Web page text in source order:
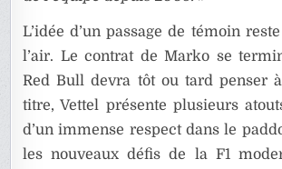
L’idée d’un passage de témoin
l’air. Le contrat de Marko se
Red Bull devra tôt ou tard penser
titre, Vettel présente plusieurs
d’un immense respect dans le
les nouveaux défis de la F1